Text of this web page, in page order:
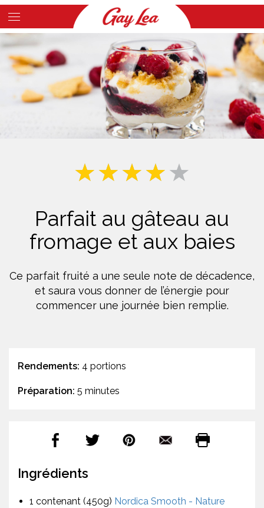
Skip
to
main
content
Content
Parfait au gâteau au
fromage et aux baies
Ce parfait fruité a une seule note de décadence,
et saura vous donner de l’énergie pour
commencer une journée bien remplie.
Rendements: 4 portions
Préparation: 5 minutes
Ingrédients
1 contenant (450g) Nordica Smooth - Nature